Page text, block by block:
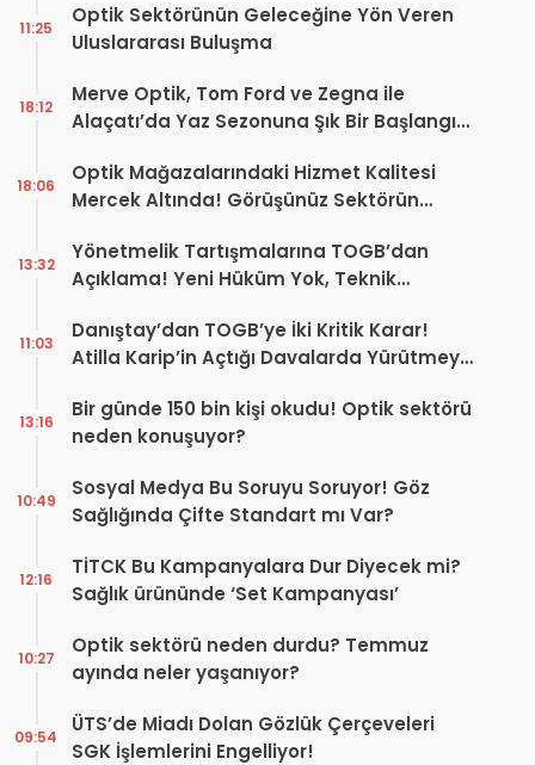
Optik Sektörünün Geleceğine Yön Veren
Uluslararası Buluşma
11:25
Merve Optik, Tom Ford ve Zegna ile
Alaçatı’da Yaz Sezonuna Şık Bir Başlangıç ​​
18:12
Optik Mağazalarındaki Hizmet Kalitesi
Mercek Altında! Görüşünüz Sektörün
18:06
Yönetmelik Tartışmalarına TOGB’dan
Açıklama! Yeni Hüküm Yok, Teknik
13:32
Danıştay’dan TOGB’ye İki Kritik Karar!
Atilla Karip’in Açtığı Davalarda Yürütmeyi
11:03
Bir günde 150 bin kişi okudu! Optik sektörü
neden konuşuyor?
13:16
Sosyal Medya Bu Soruyu Soruyor! Göz
Sağlığında Çifte Standart mı Var?
10:49
TİTCK Bu Kampanyalara Dur Diyecek mi?
Sağlık ürününde ‘Set Kampanyası’
12:16
Optik sektörü neden durdu? Temmuz
ayında neler yaşanıyor?
10:27
ÜTS’de Miadı Dolan Gözlük Çerçeveleri
SGK İşlemlerini Engelliyor!
09:54